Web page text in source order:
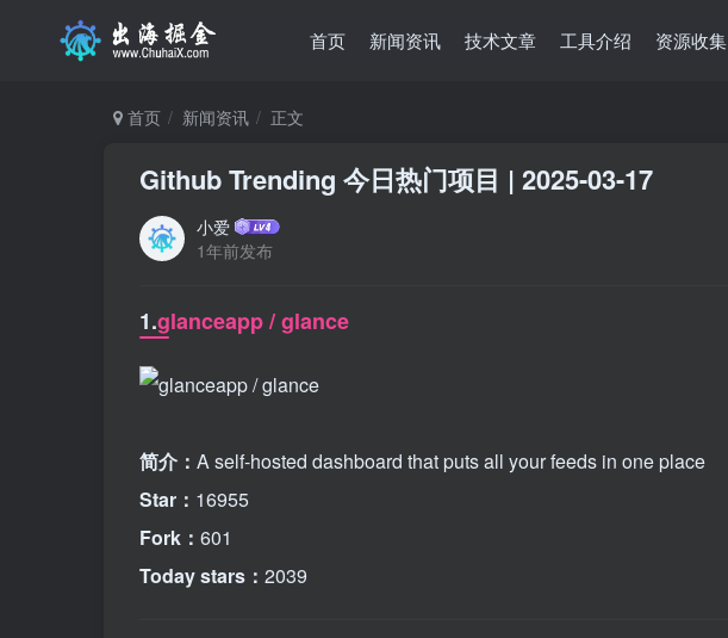
首页 新闻资讯 技术文章 工具介绍 资源收集
首页 新闻资讯 正文
Github Trending 今日热门项目 | 2025-03-17
小爱
1年前发布
1.glanceapp / glance
简介： A self-hosted dashboard that puts all your feeds in one place
Star： 16955
Fork： 601
Today stars： 2039